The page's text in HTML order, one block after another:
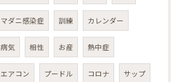
マダニ感染症 訓練 カレンダー
病気 相性 お産 熱中症
エアコン プードル コロナ サップ